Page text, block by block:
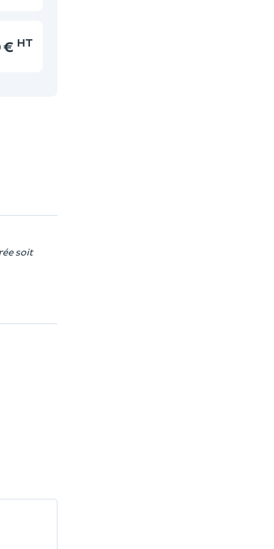
€ HT
soit